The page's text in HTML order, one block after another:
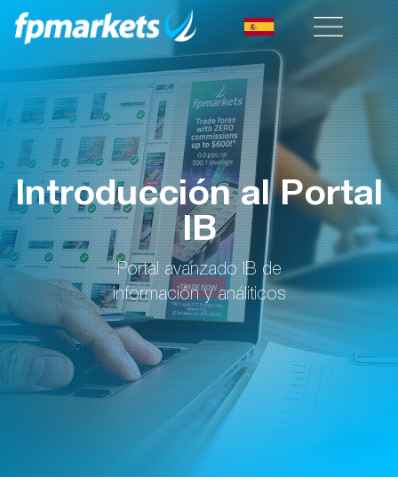
Introducción al Portal
IB
Portal avanzado IB de
información y análiticos